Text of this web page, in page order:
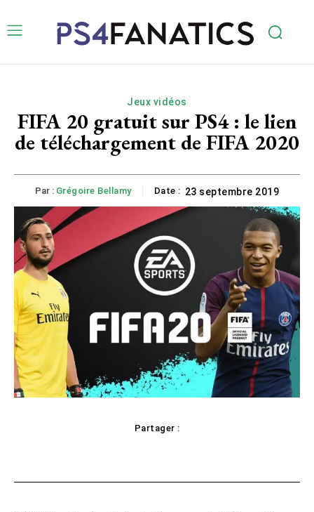
Jeux vidéos
FIFA 20 gratuit sur PS4 : le lien
de téléchargement de FIFA 2020
Par : Grégoire Bellamy Date : 23 septembre 2019
Partager :